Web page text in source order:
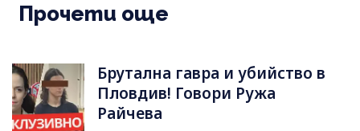
Прочети още
Брутална гавра и убийство в
Пловдив! Говори Ружа
Райчева